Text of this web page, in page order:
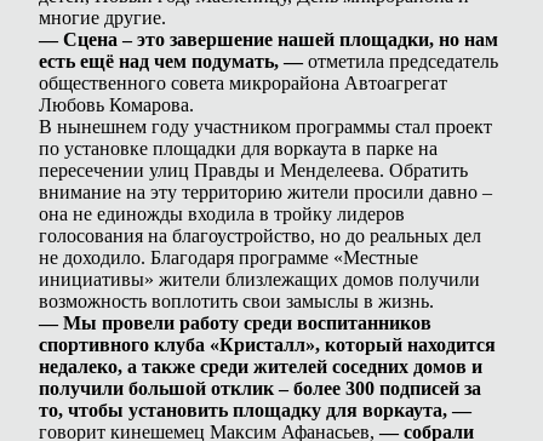
многие другие.
— Сцена – это завершение нашей площадки, но нам
есть ещё над чем подумать, —отметила председатель
общественного совета микрорайона Автоагрегат
Любовь Комарова.
В нынешнем году участником программы стал проект
по установке площадки для воркаута в парке на
пересечении улиц Правды и Менделеева. Обратить
внимание на эту территорию жители просили давно –
она не единожды входила в тройку лидеров
голосования на благоустройство, но до реальных дел
не доходило. Благодаря программе «Местные
инициативы» жители близлежащих домов получили
возможность воплотить свои замыслы в жизнь.
— Мы провели работу среди воспитанников
спортивного клуба «Кристалл», который находится
недалеко, а также среди жителей соседних домов и
получили большой отклик – более 300 подписей за
то, чтобы установить площадку для воркаута, —
говорит кинешемец Максим Афанасьев,— собрали